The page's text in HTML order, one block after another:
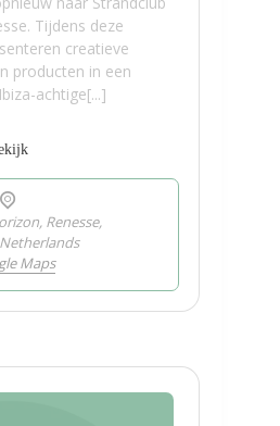
Tijdens deze
creatieve
producten in een
achtige[...]
Renesse,
Netherlands
Maps